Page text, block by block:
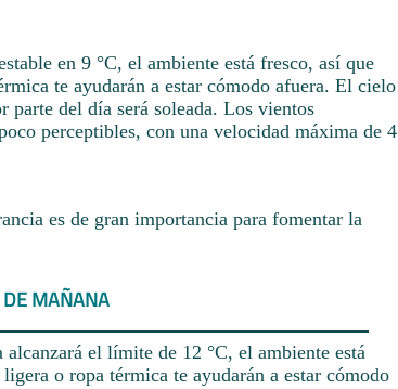
en 9 °C, el ambiente está fresco, así que
te ayudarán a estar cómodo afuera. El cielo
parte del día será soleada. Los vientos
perceptibles, con una velocidad máxima de 4
es de gran importancia para fomentar la
MAÑANA
el límite de 12 °C, el ambiente está
o ropa térmica te ayudarán a estar cómodo